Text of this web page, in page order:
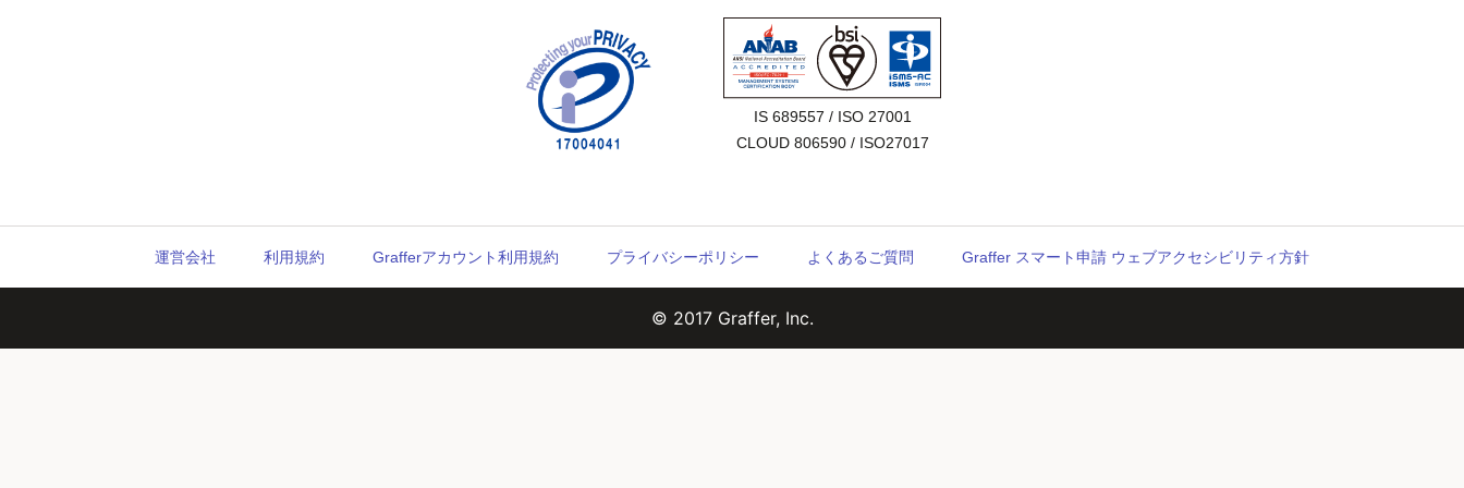
IS 689557 / ISO 27001
CLOUD 806590 / ISO27017
運営会社 利用規約 Grafferアカウント利用規約 プライバシーポリシー よくあるご質問 Graffer スマート申請 ウェブアクセシビリティ方針
© 2017 Graffer, Inc.